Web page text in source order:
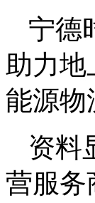
宁德
助力地
能源物
资料
营服务